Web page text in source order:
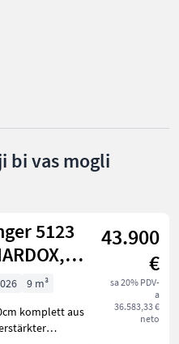
bi vas mogli
5123
43.900
€
sa 20% PDV-
a
36.583,33 €
neto
9 m³
komplett aus